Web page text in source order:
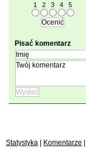
1 2 3 4 5
Pisać komentarz
Statystyka Komentarze